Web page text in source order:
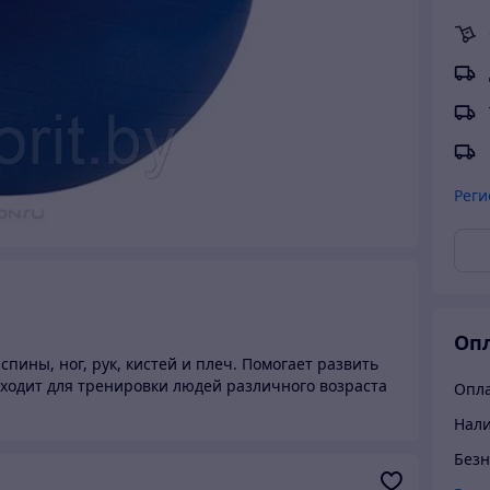
ног, рук, кистей и плеч. Помогает развить
для тренировки людей различного возраста